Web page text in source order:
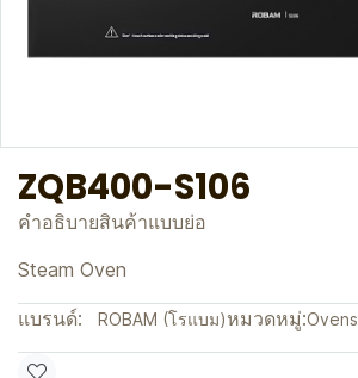
ZQB400-S106
คำอธิบายสินค้าแบบย่อ
Steam Oven
แบรนด์: ROBAM (โรแบม)หมวดหมู่:Ovens